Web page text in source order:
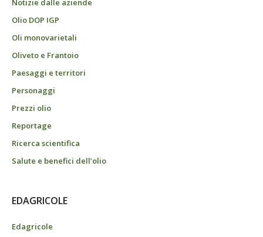
Notizie dalle aziende
Olio DOP IGP
Oli monovarietali
Oliveto e Frantoio
Paesaggi e territori
Personaggi
Prezzi olio
Reportage
Ricerca scientifica
Salute e benefici dell’olio
EDAGRICOLE
Edagricole